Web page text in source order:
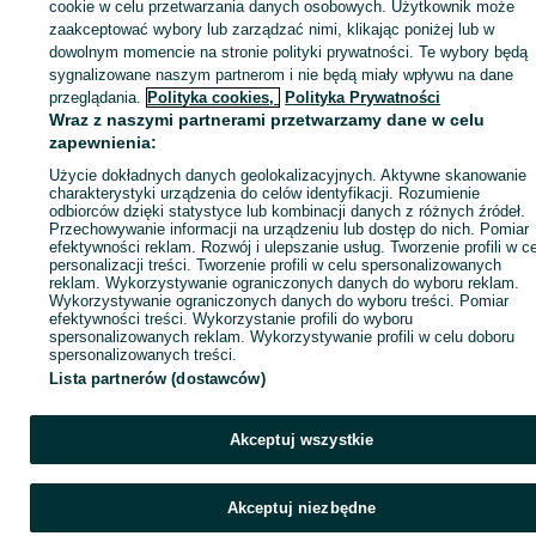
sprzedającym
Zaloguj się / Załóż konto
Wyślij wiadomość
cookie w celu przetwarzania danych osobowych. Użytkownik może
zaakceptować wybory lub zarządzać nimi, klikając poniżej lub w
dowolnym momencie na stronie polityki prywatności. Te wybory będą
sygnalizowane naszym partnerom i nie będą miały wpływu na dane
przeglądania. Polityka cookies, Polityka Prywatności
Wraz z naszymi partnerami przetwarzamy dane w celu
zapewnienia:
Użycie dokładnych danych geolokalizacyjnych. Aktywne skanowanie
charakterystyki urządzenia do celów identyfikacji. Rozumienie
odbiorców dzięki statystyce lub kombinacji danych z różnych źródeł.
Przechowywanie informacji na urządzeniu lub dostęp do nich. Pomiar
efektywności reklam. Rozwój i ulepszanie usług. Tworzenie profili w
personalizacji treści. Tworzenie profili w celu spersonalizowanych
reklam. Wykorzystywanie ograniczonych danych do wyboru reklam.
Wykorzystywanie ograniczonych danych do wyboru treści. Pomiar
efektywności treści. Wykorzystanie profili do wyboru
spersonalizowanych reklam. Wykorzystywanie profili w celu doboru
spersonalizowanych treści.
Lista partnerów (dostawców)
Akceptuj wszystkie
Akceptuj niezbędne